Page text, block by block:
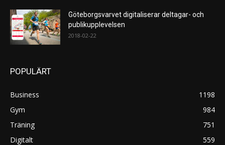
Göteborgsvarvet digitaliserar deltagar- och
publikupplevelsen
2018-02-22
POPULÄRT
Business
1198
Gym
984
Träning
751
Digitalt
559